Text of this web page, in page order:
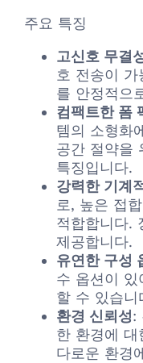
주요 특징
고신호 무결
호 전송이 가
를 안정적으
컴팩트한 폼
템의 소형화
공간 절약을
특징입니다.
강력한 기계
로, 높은 접
적합합니다.
제공합니다.
유연한 구성
수 옵션이 있
할 수 있습니
환경 신뢰성:
한 환경에
다로운 환경